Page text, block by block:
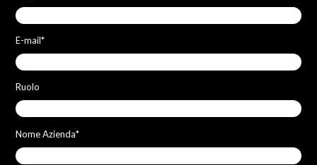
E-mail*
Ruolo
Nome Azienda*